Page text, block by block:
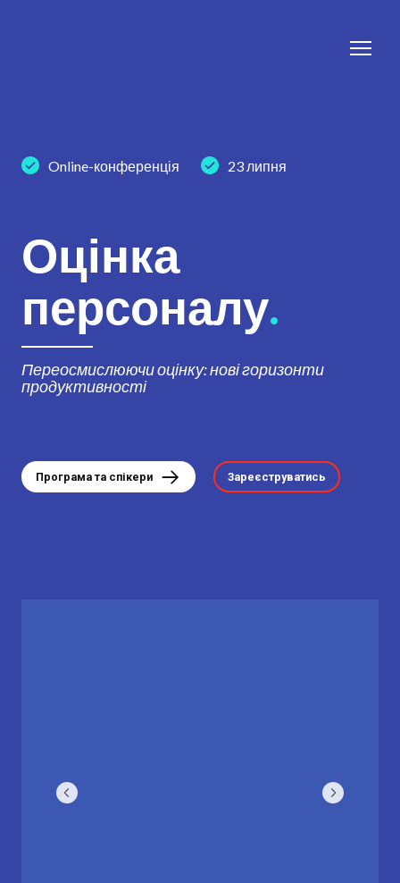
Online-конференція 23 липня
Оцінка
персоналу.
Переосмислюючи оцінку: нові горизонти
продуктивності
Програма та спікери Зареєструватись